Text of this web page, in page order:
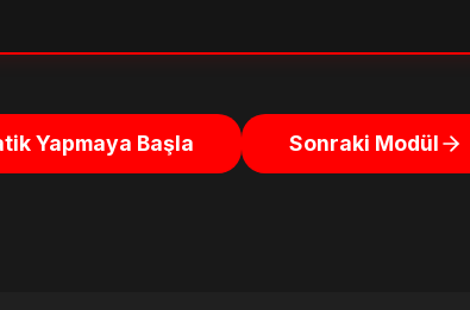
Yapmaya Başla Sonraki Modül